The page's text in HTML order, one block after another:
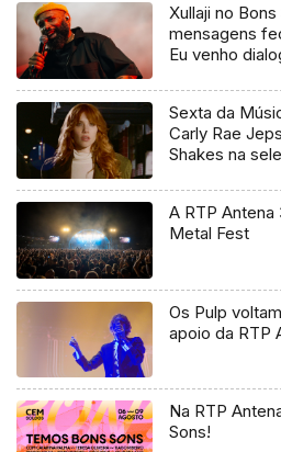
Xullaji no
mensagens
Eu venho
Sexta da
Carly Rae
Shakes na
A RTP Antena
Metal Fest
Os Pulp
apoio da RTP
Na RTP
Sons!